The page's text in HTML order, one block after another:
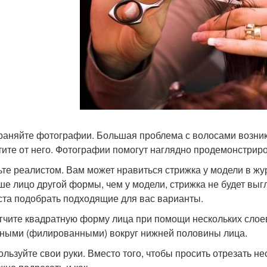
фотографии. Большая проблема с волосами
от него. Фотографии помогут наглядно
реалистом. Вам может нравиться стрижка у модели в
лицо другой формы, чем у модели, стрижка не будет
подобрать подходящие для вас варианты.
квадратную форму лица при помощи нескольких
(филированными) вокруг нижней половины лица.
свои руки. Вместо того, чтобы просить отрезать